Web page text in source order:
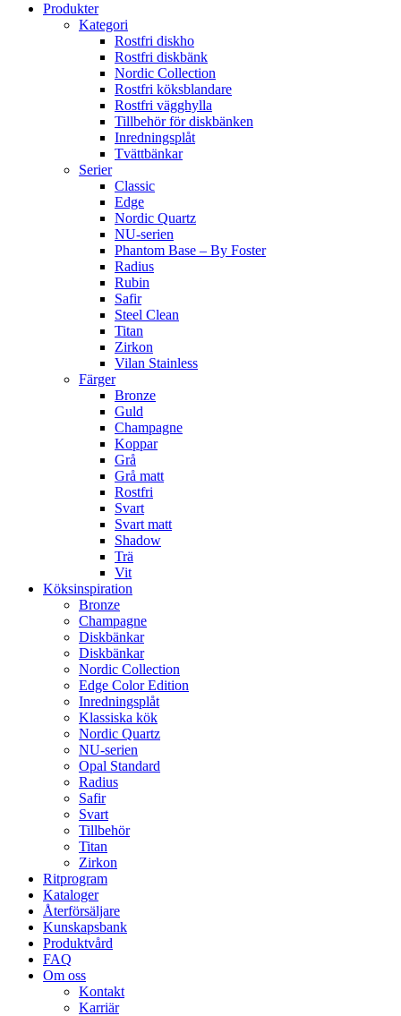
Produkter
Kategori
Rostfri diskho
Rostfri diskbänk
Nordic Collection
Rostfri köksblandare
Rostfri vägghylla
Tillbehör för diskbänken
Inredningsplåt
Tvättbänkar
Serier
Classic
Edge
Nordic Quartz
NU-serien
Phantom Base – By Foster
Radius
Rubin
Safir
Steel Clean
Titan
Zirkon
Vilan Stainless
Färger
Bronze
Guld
Champagne
Koppar
Grå
Grå matt
Rostfri
Svart
Svart matt
Shadow
Trä
Vit
Köksinspiration
Bronze
Champagne
Diskbänkar
Diskbänkar
Nordic Collection
Edge Color Edition
Inredningsplåt
Klassiska kök
Nordic Quartz
NU-serien
Opal Standard
Radius
Safir
Svart
Tillbehör
Titan
Zirkon
Ritprogram
Kataloger
Återförsäljare
Kunskapsbank
Produktvård
FAQ
Om oss
Kontakt
Karriär